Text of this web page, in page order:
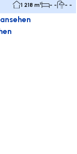
1 218 m² - - - -